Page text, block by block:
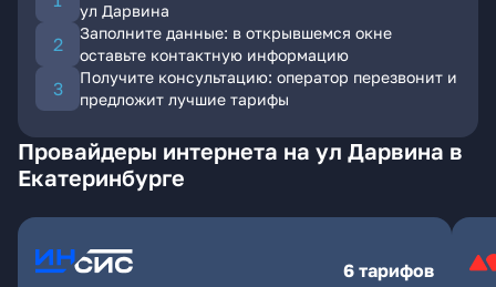
ул Дарвина
Заполните данные: в открывшемся окне
оставьте контактную информацию
Получите консультацию: оператор перезвонит и
предложит лучшие тарифы
Провайдеры интернета на ул Дарвина в
Екатеринбурге
6 тарифов